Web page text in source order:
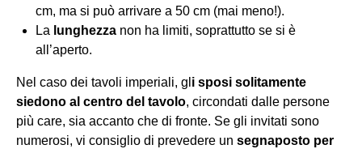
cm, ma si può arrivare a 50 cm (mai meno!).
La lunghezza non ha limiti, soprattutto se si è
all’aperto.
Nel caso dei tavoli imperiali, gl i sposi solitamente
siedono al centro del tavolo, circondati dalle persone
più care, sia accanto che di fronte. Se gli invitati sono
numerosi, vi consiglio di prevedere un segnaposto per